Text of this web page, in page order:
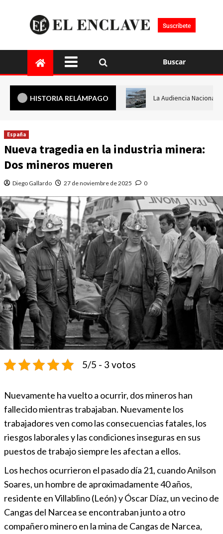
Suscríbete
Buscar
HISTORIA RELÁMPAGO La Audiencia Nacional
España
Nueva tragedia en la industria minera:
Dos mineros mueren
Diego Gallardo 27 de noviembre de 2025 0
5/5 - 3 votos
Nuevamente ha vuelto a ocurrir, dos mineros han
fallecido mientras trabajaban. Nuevamente los
trabajadores ven como las consecuencias fatales, los
riesgos laborales y las condiciones inseguras en sus
puestos de trabajo siempre les afectan a ellos.
Los hechos ocurrieron el pasado día 21, cuando Anilson
Soares, un hombre de aproximadamente 40 años,
residente en Villablino (León) y Óscar Díaz, un vecino de
Cangas del Narcea se encontraban junto a otro
compañero minero en la mina de Cangas de Narcea,